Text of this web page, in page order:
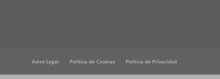
Aviso Legal Política de Cookies Política de Privacidad